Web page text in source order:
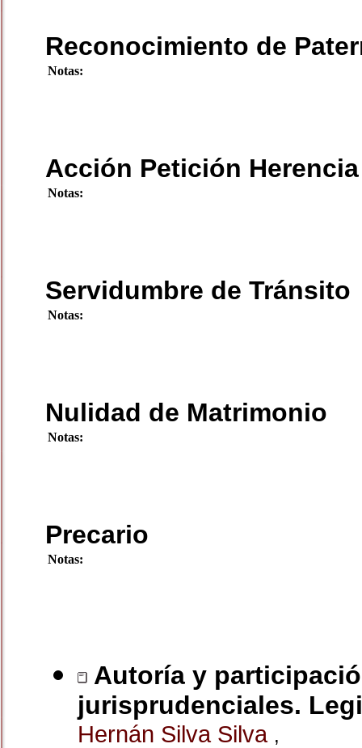
Reconocimiento de
Notas:
Acción Petición Herencia
Notas:
Servidumbre de Tránsito
Notas:
Nulidad de Matrimonio
Notas:
Precario
Notas:
Autoría y
jurisprudenciales.
Hernán Silva Silva ,